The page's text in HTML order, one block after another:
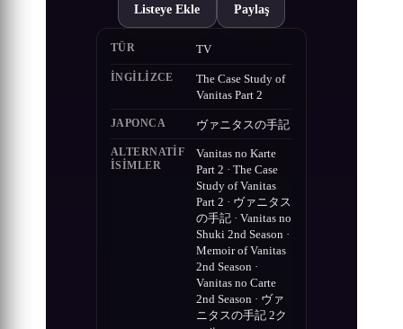
Listeye Ekle Paylaş
TÜR TV
İNGILIZCE
The Case Study of
Vanitas Part 2
JAPONCA ヴァニタスの手記
ALTERNATIF
ISIMLER
Vanitas no Karte
Part 2 · The Case
Study of Vanitas
Part 2 · ヴァニタス
の手記 · Vanitas no
Shuki 2nd Season ·
Memoir of Vanitas
2nd Season ·
Vanitas no Carte
2nd Season · ヴァ
ニタスの手記 2ク